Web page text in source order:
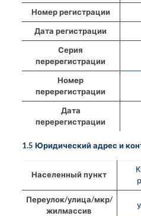
Номер регистрации
Дата регистрации
Серия
перерегистрации
Номер
перерегистрации
Дата
перерегистрации
1.5 Юридический адрес и
Населенный пункт
Переулок/улица/мкр/
жилмассив